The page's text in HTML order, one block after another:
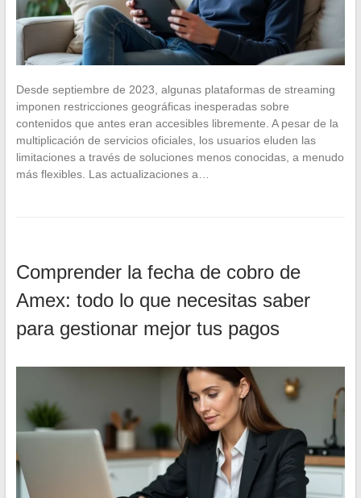
Desde septiembre de 2023, algunas plataformas de streaming
imponen restricciones geográficas inesperadas sobre
contenidos que antes eran accesibles libremente. A pesar de la
multiplicación de servicios oficiales, los usuarios eluden las
limitaciones a través de soluciones menos conocidas, a menudo
más flexibles. Las actualizaciones a…
Comprender la fecha de cobro de
Amex: todo lo que necesitas saber
para gestionar mejor tus pagos